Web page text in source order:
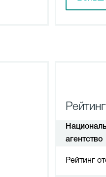
агентство
Рейтинг